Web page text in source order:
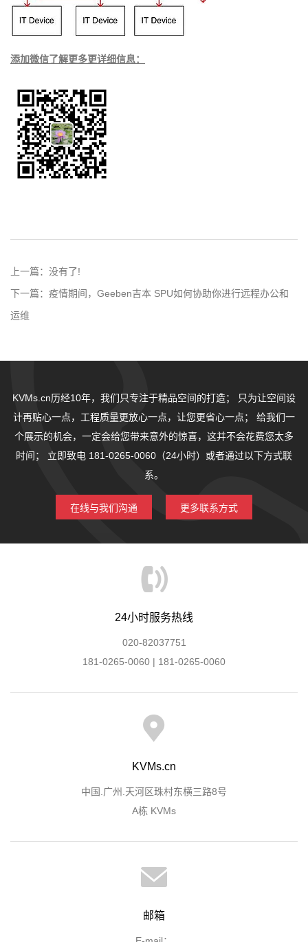
添加微信了解更多更详细信息：
上一篇： 没有了!
下一篇： 疫情期间，Geeben吉本 SPU如何协助你进行远程办公和
运维
KVMs.cn历经10年，我们只专注于精品空间的打造；
只为让空间设
计再贴心一点，工程质量更放心一点，让您更省心一点；
给我们一
个展示的机会，一定会给您带来意外的惊喜，这并不会花费您太多
时间；
立即致电 181-0265-0060（24小时）或者通过以下方式联
系。
在线与我们沟通 更多联系方式
24小时服务热线
020-82037751
181-0265-0060 | 181-0265-0060
KVMs.cn
中国.广州.天河区珠村东横三路8号
A栋 KVMs
邮箱